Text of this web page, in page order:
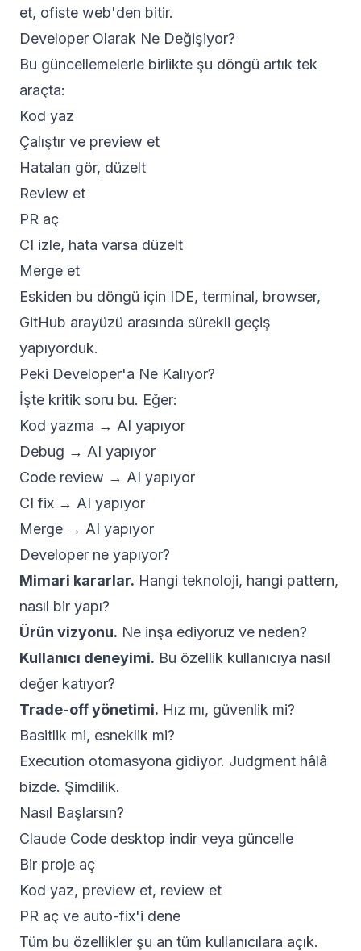
et, ofiste web'den bitir.
Developer Olarak Ne Değişiyor?
Bu güncellemelerle birlikte şu döngü artık tek
araçta:
Kod yaz
Çalıştır ve preview et
Hataları gör, düzelt
Review et
PR aç
CI izle, hata varsa düzelt
Merge et
Eskiden bu döngü için IDE, terminal, browser,
GitHub arayüzü arasında sürekli geçiş
yapıyorduk.
Peki Developer'a Ne Kalıyor?
İşte kritik soru bu. Eğer:
Kod yazma → AI yapıyor
Debug → AI yapıyor
Code review → AI yapıyor
CI fix → AI yapıyor
Merge → AI yapıyor
Developer ne yapıyor?
Mimari kararlar. Hangi teknoloji, hangi pattern,
nasıl bir yapı?
Ürün vizyonu. Ne inşa ediyoruz ve neden?
Kullanıcı deneyimi. Bu özellik kullanıcıya nasıl
değer katıyor?
Trade-off yönetimi. Hız mı, güvenlik mi?
Basitlik mi, esneklik mi?
Execution otomasyona gidiyor. Judgment hâlâ
bizde. Şimdilik.
Nasıl Başlarsın?
Claude Code desktop indir veya güncelle
Bir proje aç
Kod yaz, preview et, review et
PR aç ve auto-fix'i dene
Tüm bu özellikler şu an tüm kullanıcılara açık.